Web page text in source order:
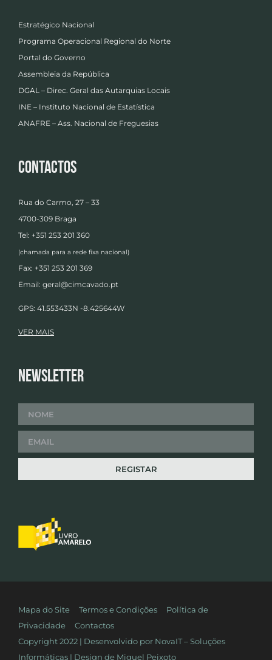
Estratégico Nacional
Programa Operacional Regional do Norte
Portal do Governo
Assembleia da República
DGAL – Direc. Geral das Autarquias Locais
INE – Instituto Nacional de Estatística
ANAFRE – Ass. Nacional de Freguesias
Contactos
Rua do Carmo, 27 – 33
4700-309 Braga
Tel: +351 253 201 360
(chamada para a rede fixa nacional)
Fax: +351 253 201 369
Email: geral@cimcavado.pt
GPS: 41.553433N -8.425644W
VER MAIS
Newsletter
Mapa do Site Termos e Condições
Política de
Privacidade
Contactos
Copyright 2022 | Desenvolvido por NovaIT – Soluções
Informáticas| Design de Miguel Peixoto